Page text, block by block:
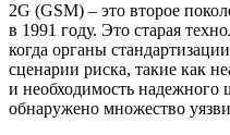
2G (GSM) – это второе
в 1991 году. Это старая
когда органы
сценарии риска, такие как
и необходимость
обнаружено множество